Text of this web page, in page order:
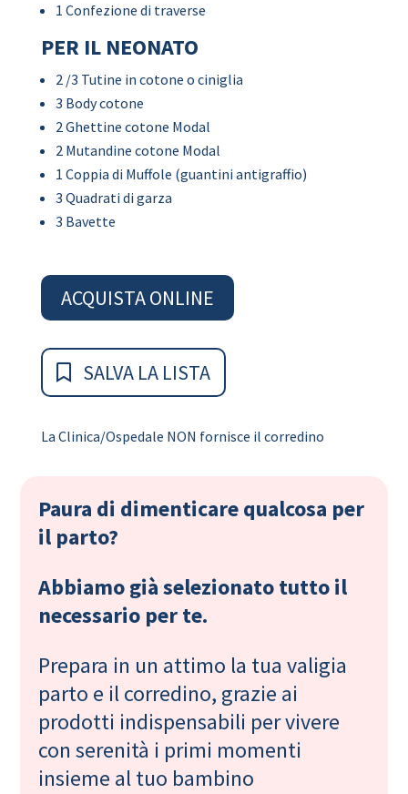
1 Confezione di traverse
PER IL NEONATO
2 /3 Tutine in cotone o ciniglia
3 Body cotone
2 Ghettine cotone Modal
2 Mutandine cotone Modal
1 Coppia di Muffole (guantini antigraffio)
3 Quadrati di garza
3 Bavette
ACQUISTA ONLINE
SALVA LA LISTA
La Clinica/Ospedale NON fornisce il corredino
Paura di dimenticare qualcosa per
il parto?
Abbiamo già selezionato tutto il
necessario per te.
Prepara in un attimo la tua valigia
parto e il corredino, grazie ai
prodotti indispensabili per vivere
con serenità i primi momenti
insieme al tuo bambino